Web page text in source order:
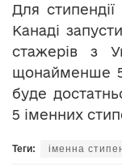
Для
Канаді
стажерів з
щонайменше
буде
5 іменних
Теги: іменна